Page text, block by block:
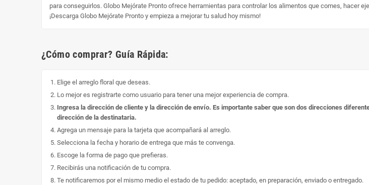
para conseguirlos. Globo Mejórate Pronto ofrece herramientas para controlar los alimentos que comes, hacer
¡Descarga Globo Mejórate Pronto y empieza a mejorar tu salud hoy mismo!
¿Cómo comprar? Guía Rápida:
Elige el arreglo floral que deseas.
Lo mejor es registrarte como usuario para tener una mejor experiencia de compra.
Ingresa la dirección de cliente y la dirección de envío. Es importante saber que son dos direcciones
dirección de la destinataria.
Agrega un mensaje para la tarjeta que acompañará al arreglo.
Selecciona la fecha y horario de entrega que más te convenga.
Escoge la forma de pago que prefieras.
Recibirás una notificación de tu compra.
Te notificaremos por el mismo medio el estado de tu pedido: aceptado, en preparación, enviado o entregado.